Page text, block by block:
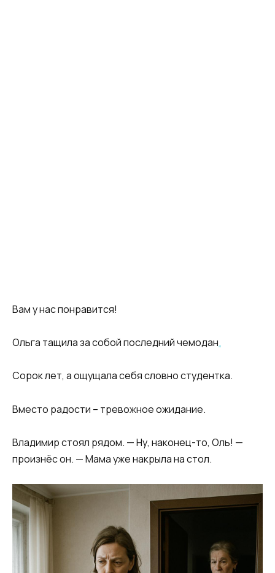
Вам у нас понравится!
Ольга тащила за собой последний чемодан.
Сорок лет, а ощущала себя словно студентка.
Вместо радости – тревожное ожидание.
Владимир стоял рядом. — Ну, наконец-то, Оль! —
произнёс он. — Мама уже накрыла на стол.